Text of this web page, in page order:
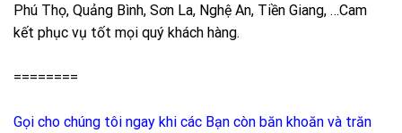
Phú Thọ, Quảng Bình, Sơn La, Nghệ An, Tiền Giang, …Cam
kết phục vụ tốt mọi quý khách hàng.
========
Gọi cho chúng tôi ngay khi các Bạn còn băn khoăn và trăn